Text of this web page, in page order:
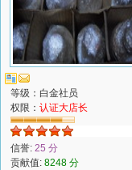
等级：白金社员
权限： 认证大店长
信誉: 25 分
贡献值: 8248 分